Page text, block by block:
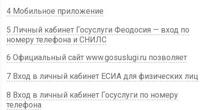
4 Мобильное приложение
5 Личный кабинет Госуслуги Феодосия — вход по
номеру телефона и СНИЛС
6 Официальный сайт www.gosuslugi.ru позволяет
7 Вход в личный кабинет ЕСИА для физических лиц
8 Вход в личный кабинет Госуслуги по номеру
телефона